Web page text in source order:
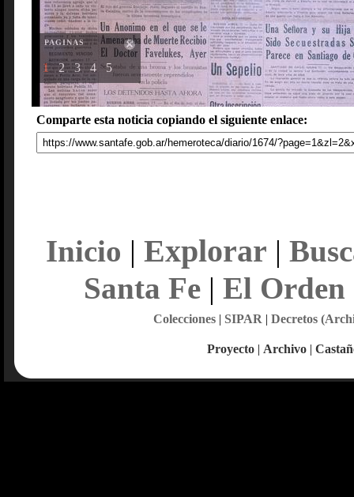
PAGINAS
1 2 3 4 5
Comparte esta noticia copiando el siguiente enlace:
Inicio | Explorar |
Santa Fe| El Orden
Colecciones| SIPAR | Decretos
Proyecto | Archivo |